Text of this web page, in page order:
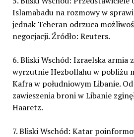
Islamabadu na rozmowy w
jednak Teheran odrzuca
negocjacji. Źródło: Reuters.
6. Bliski Wschód: Izraelska armia
wyrzutnie Hezbollahu w pobliżu
Kafra w południowym Libanie.
zawieszenia broni w Libanie
Haaretz.
7. Bliski Wschód: Katar